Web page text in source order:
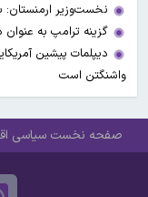
نخست‌وزیر ارمنستان:
گزینه ترامپ به
دیپلمات پیشین
واشنگتن است
صفحه نخست سیاسی